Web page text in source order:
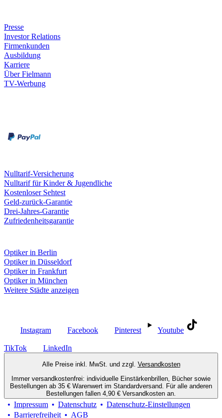
Presse
Investor Relations
Firmenkunden
Ausbildung
Karriere
Über Fielmann
TV-Werbung
Nulltarif-Versicherung
Nulltarif für Kinder & Jugendliche
Kostenloser Sehtest
Geld-zurück-Garantie
Drei-Jahres-Garantie
Zufriedenheitsgarantie
Optiker in Berlin
Optiker in Düsseldorf
Optiker in Frankfurt
Optiker in München
Weitere Städte anzeigen
Instagram Facebook Pinterest Youtube
TikTok LinkedIn
Alle Preise inkl. MwSt. und zzgl. Versandkosten
Immer versandkostenfrei: individuelle Einstärkenbrillen, Bücher sowie
Bestellungen ab 35 € Warenwert im Standardversand. Für alle anderen
Bestellungen fallen 4,90 € Versandkosten an.
Impressum Datenschutz
Datenschutz-Einstellungen
Barrierefreiheit
AGB